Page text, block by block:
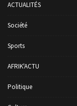
ACTUALITÉS
Société
Sports
AFRIK'ACTU
Politique